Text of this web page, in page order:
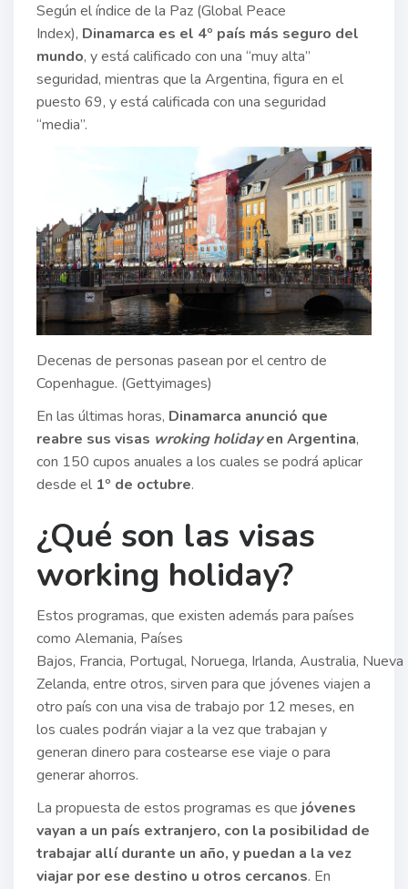
Según el índice de la Paz (Global Peace
Index), Dinamarca es el 4º país más seguro del
mundo, y está calificado con una “muy alta”
seguridad, mientras que la Argentina, figura en el
puesto 69, y está calificada con una seguridad
“media”.
Decenas de personas pasean por el centro de
Copenhague. (Gettyimages)
En las últimas horas, Dinamarca anunció que
reabre sus visas wroking holidayen Argentina,
con 150 cupos anuales a los cuales se podrá aplicar
desde el 1º de octubre.
¿Qué son las visas
working holiday?
Estos programas, que existen además para países
como Alemania, Países
Bajos, Francia, Portugal, Noruega, Irlanda, Australia, Nueva
Zelanda, entre otros, sirven para que jóvenes viajen a
otro país con una visa de trabajo por 12 meses, en
los cuales podrán viajar a la vez que trabajan y
generan dinero para costearse ese viaje o para
generar ahorros.
La propuesta de estos programas es que jóvenes
vayan a un país extranjero, con la posibilidad de
trabajar allí durante un año, y puedan a la vez
viajar por ese destino u otros cercanos. En